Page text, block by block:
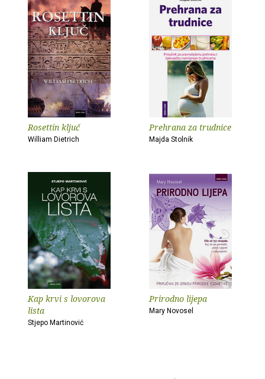
Rosettin ključ
William Dietrich
Prehrana za trudnice
Majda Stolnik
Kap krvi s lovorova
lista
Stjepo Martinović
Prirodno lijepa
Mary Novosel